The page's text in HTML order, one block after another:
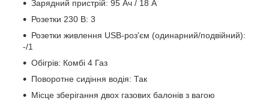
Зарядний пристрій: 95 Ач / 18 А
Розетки 230 В: 3
Розетки живлення USB-роз'єм (одинарний/подвійний):
-/1
Обігрів: Комбі 4 Газ
Поворотне сидіння водія: Так
Місце зберігання двох газових балонів з вагою